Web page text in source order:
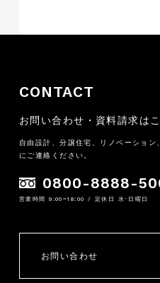
CONTACT
お問い合わせ・資料請求は
自由設計、分譲住宅、リノベーショ
にご連絡ください。
0800-8888-
営業時間 9:00~18:00 / 定休日 水･日曜日
お問い合わせ